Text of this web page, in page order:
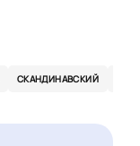
СКАНДИНАВСКИЙ